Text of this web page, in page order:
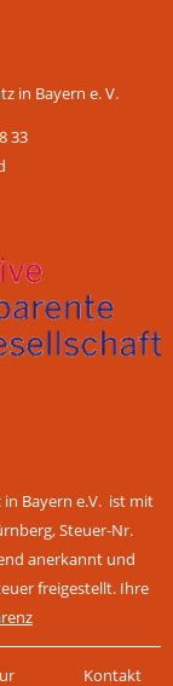
in Bayern e. V.
33
Bayern e.V. ist mit
Steuer-Nr.
anerkannt und
freigestellt. Ihre
Kontakt